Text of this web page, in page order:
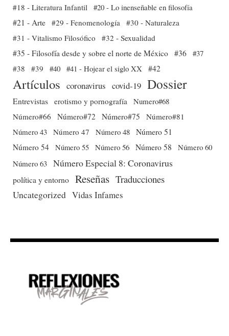
#18 - Literatura Infantil #20 - Lo inenseñable en filosofía
#21 - Arte #29 - Fenomenología
#30 - Naturaleza
#31 - Vitalismo Filosófico
#32 - Sexualidad
#35 - Filosofía desde y sobre el norte de México #36 #37
#38
#39 #40 #41 - Hojear el siglo XX #42
Artículos coronavirus covid-19 Dossier
Entrevistas erotismo y pornografía
Numero#68
Número#66
Número#72 Número#75
Número#81
Número 43 Número 47 Número 48 Número 51
Número 54 Número 55 Número 56 Número 58
Número 60
Número 63 Número Especial 8: Coronavirus
política y entorno Reseñas Traducciones
Uncategorized Vidas Infames